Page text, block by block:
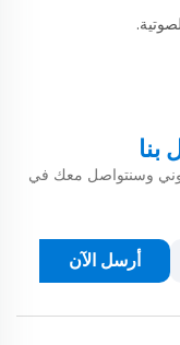
بنا
وسنتواصل معك في
أرسل الآن